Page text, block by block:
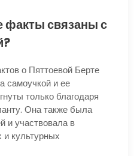
факты связаны с
о Пяттоевой Берте
самоучкой и ее
только благодаря
Она также была
и участвовала в
и культурных